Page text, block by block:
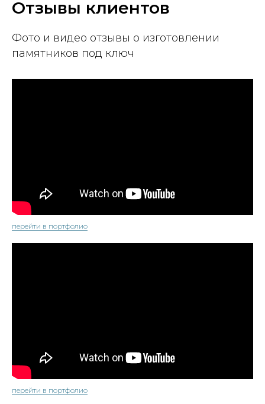
Отзывы клиентов
Фото и видео отзывы о изготовлении
памятников под ключ
перейти в портфолио
перейти в портфолио